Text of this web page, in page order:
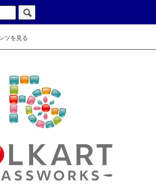
ツを見る